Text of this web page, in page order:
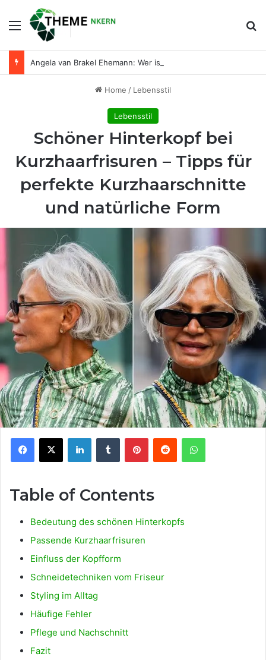
Menu
Home / Lebensstil
Lebensstil
Schöner Hinterkopf bei
Kurzhaarfrisuren – Tipps für
perfekte Kurzhaarschnitte
und natürliche Form
Facebook
X LinkedInTumblr PinterestReddit WhatsApp
Table of Contents
Bedeutung des schönen Hinterkopfs
Passende Kurzhaarfrisuren
Einfluss der Kopfform
Schneidetechniken vom Friseur
Styling im Alltag
Häufige Fehler
Pflege und Nachschnitt
Fazit